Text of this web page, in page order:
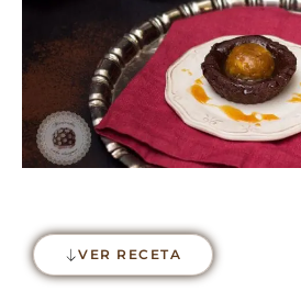
VER RECETA